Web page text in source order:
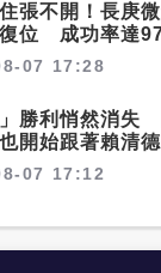
張不開！長庚
復位 成功率達
07 17:28
」勝利悄然消失
開始跟著賴清
07 17:12